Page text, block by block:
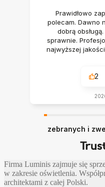
Prawidłowo
polecam. Dawno
dobrą
sprawnie.
najwyższej
2
zebranych i
Firma Luminis zajmuje się
w zakresie oświetlenia.
architektami z całej Polski.